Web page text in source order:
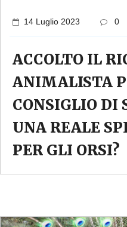
14 Luglio 2023 0
ACCOLTO IL
ANIMALISTA
CONSIGLIO DI
UNA REALE
PER GLI ORSI?